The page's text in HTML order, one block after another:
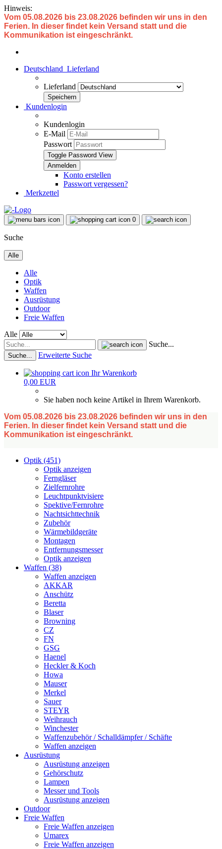
Hinweis:
Vom 05.08.2026 bis 23.08.2026 befinden wir uns in den
Ferien. In dieser findet kein Versand statt und die
Kommunikation ist eingeschränkt.
Deutschland Lieferland
Lieferland
Kundenlogin
Kundenlogin
E-Mail
Passwort
Toggle Password View
Konto erstellen
Passwort vergessen?
Merkzettel
0
Suche
Alle
Alle
Optik
Waffen
Ausrüstung
Outdoor
Freie Waffen
Alle
Suche...
Suche... Erweiterte Suche
Ihr Warenkorb
0,00 EUR
Sie haben noch keine Artikel in Ihrem Warenkorb.
Vom 05.08.2026 bis 23.08.2026 befinden wir uns in den
Ferien. In dieser findet kein Versand statt und die
Kommunikation ist eingeschränkt.
Optik (451)
Optik anzeigen
Ferngläser
Zielfernrohre
Leuchtpunktvisiere
Spektive/Fernrohre
Nachtsichttechnik
Zubehör
Wärmebildgeräte
Montagen
Entfernungsmesser
Optik anzeigen
Waffen (38)
Waffen anzeigen
AKKAR
Anschütz
Beretta
Blaser
Browning
CZ
FN
GSG
Haenel
Heckler & Koch
Howa
Mauser
Merkel
Sauer
STEYR
Weihrauch
Winchester
Waffenzubehör / Schalldämpfer / Schäfte
Waffen anzeigen
Ausrüstung
Ausrüstung anzeigen
Gehörschutz
Lampen
Messer und Tools
Ausrüstung anzeigen
Outdoor
Freie Waffen
Freie Waffen anzeigen
Umarex
Freie Waffen anzeigen